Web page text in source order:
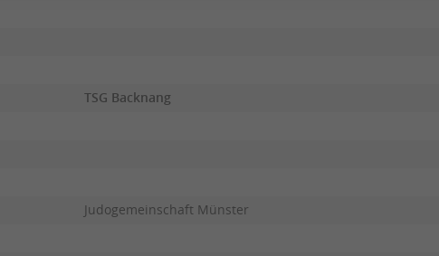
TSG Backnang
Judogemeinschaft Münster